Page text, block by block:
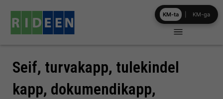
content
Seif, turvakapp, tulekindel
kapp, dokumendikapp,
KM-ta KM-ga